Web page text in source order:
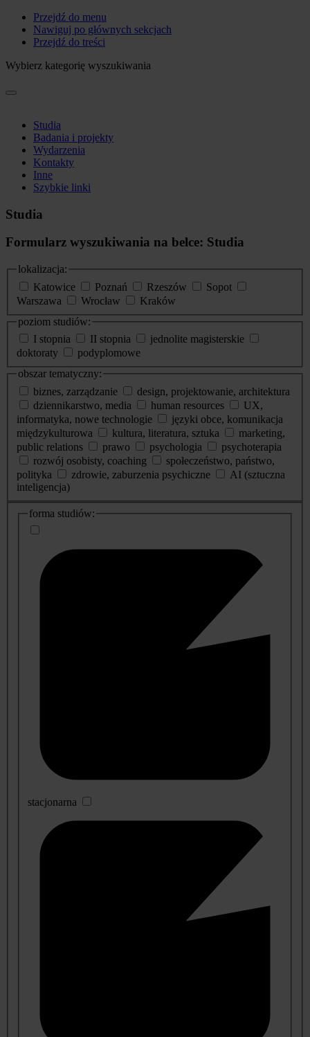
Przejdź do menu
Nawiguj po głównych sekcjach
Przejdź do treści
Wybierz kategorię wyszukiwania
Studia
Badania i projekty
Wydarzenia
Kontakty
Inne
Szybkie linki
Studia
Formularz wyszukiwania na belce: Studia
lokalizacja:
Katowice
Poznań Rzeszów
Sopot
Warszawa
Wrocław
Kraków
poziom studiów:
I stopnia
II stopnia
jednolite magisterskie
doktoraty
podyplomowe
obszar tematyczny:
biznes, zarządzanie
design, projektowanie, architektura
dziennikarstwo, media
human resources
UX,
informatyka, nowe technologie
języki obce, komunikacja
międzykulturowa
kultura, literatura, sztuka
marketing,
public relations
prawo psychologia
psychoterapia
rozwój osobisty, coaching
społeczeństwo, państwo,
polityka
zdrowie, zaburzenia psychiczne
AI (sztuczna
inteligencja)
dodatkowe
informacje
forma studiów:
stacjonarna